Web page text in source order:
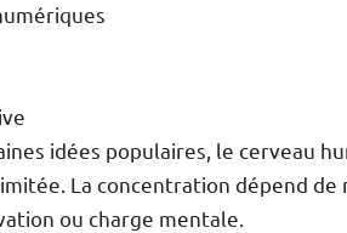
idées populaires, le cerveau
La concentration dépend de
ou charge mentale.